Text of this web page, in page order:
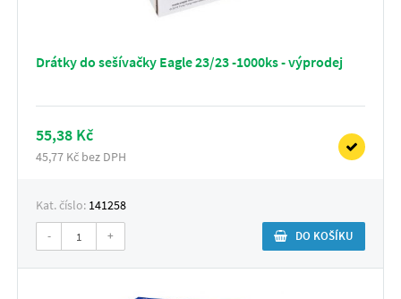
Drátky do sešívačky Eagle 23/23 -1000ks - výprodej
55,38 Kč
45,77 Kč bez DPH
Kat. číslo: 141258
- + DO KOŠÍKU